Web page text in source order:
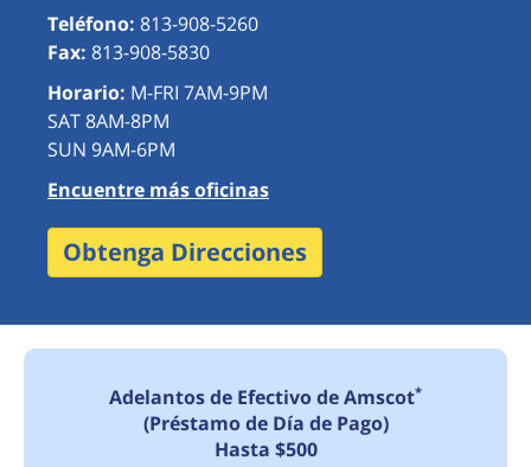
Teléfono: 813-908-5260
Fax: 813-908-5830
Horario: M-FRI 7AM-9PM
SAT 8AM-8PM
SUN 9AM-6PM
Encuentre más oficinas
Obtenga Direcciones
Adelantos de Efectivo de Amscot*
(Préstamo de Día de Pago)
Hasta $500